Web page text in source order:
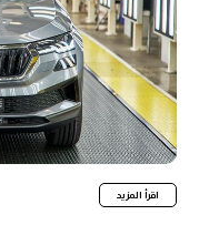
اقرأ المزيد